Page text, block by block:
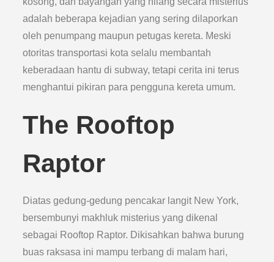
adalah beberapa kejadian yang sering dilaporkan
oleh penumpang maupun petugas kereta. Meski
otoritas transportasi kota selalu membantah
keberadaan hantu di subway, tetapi cerita ini terus
menghantui pikiran para pengguna kereta umum.
The Rooftop
Raptor
Diatas gedung-gedung pencakar langit New York,
bersembunyi makhluk misterius yang dikenal
sebagai Rooftop Raptor. Dikisahkan bahwa burung
buas raksasa ini mampu terbang di malam hari,